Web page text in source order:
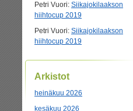
Petri Vuori: Siikajokilaakson
hiihtocup 2019
Petri Vuori: Siikajokilaakson
hiihtocup 2019
Arkistot
heinäkuu 2026
kesäkuu 2026